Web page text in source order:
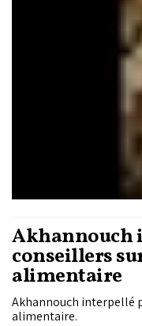
Akhannouch
conseillers
alimentaire
Akhannouch interpellé
alimentaire.